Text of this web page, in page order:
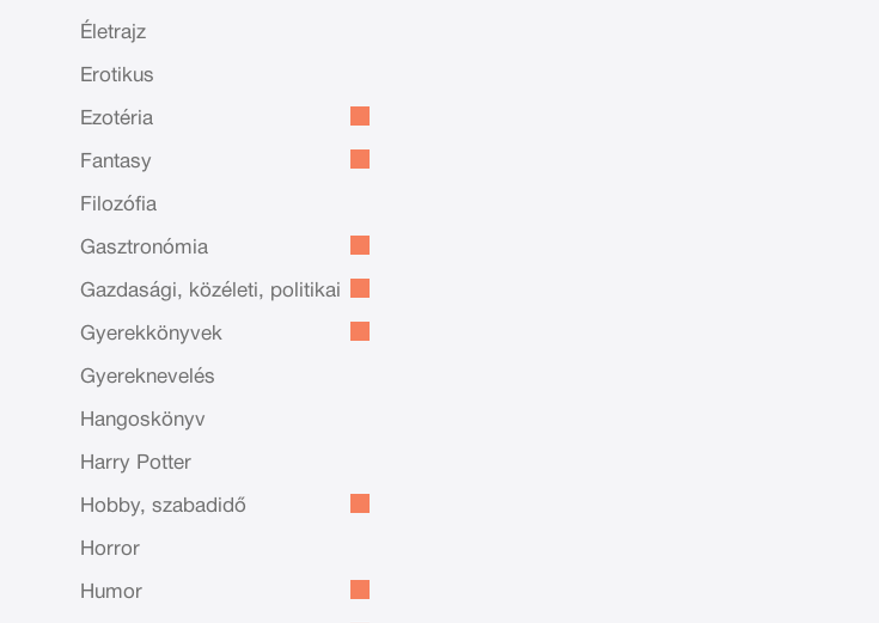
Életrajz
Erotikus
Ezotéria
Fantasy
Filozófia
Gasztronómia
Gazdasági, közéleti, politikai
Gyerekkönyvek
Gyereknevelés
Hangoskönyv
Harry Potter
Hobby, szabadidő
Horror
Humor